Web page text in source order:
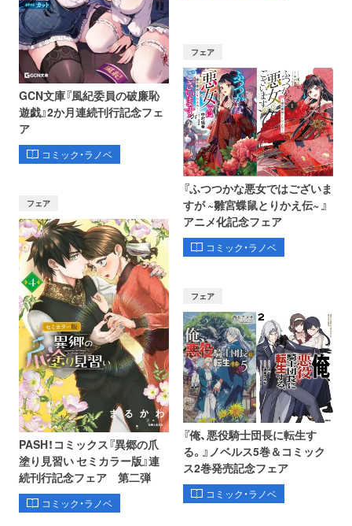
GCN文庫『風紀委員の破廉恥
遊戯』2か月連続刊行記念フェ
ア
コミック・ラノベ
フェア
PASH！コミックス『異郷の爪
塗り見習い セミカラー版』連
続刊行記念フェア 第二弾
コミック・ラノベ
フェア
『ふつつかな悪女ではございま
すが ~雛宮蝶鼠とりかえ伝~ 』
アニメ化記念フェア
コミック・ラノベ
フェア
『俺、悪役騎士団長に転生す
る。』ノベルス5巻＆コミック
ス2巻発売記念フェア
コミック・ラノベ